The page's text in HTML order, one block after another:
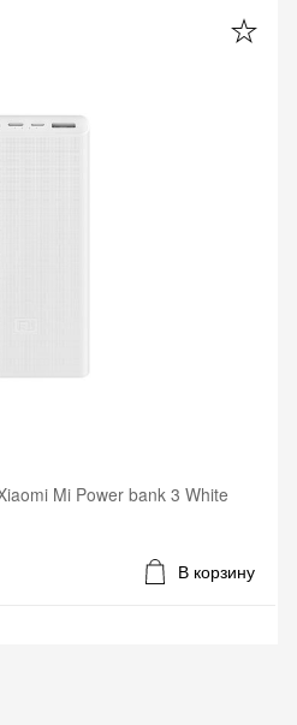
Mi Power bank 3 White
В корзину